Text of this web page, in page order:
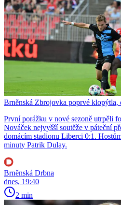
Brněnská Zbrojovka poprvé klopýtla,
První porážku v nové sezoně utrpěli
Nováček nejvyšší soutěže v páteční
domácím stadionu Liberci 0:1.
minuty Patrik Dulay.
Brněnská Drbna
dnes, 19:40
2 min